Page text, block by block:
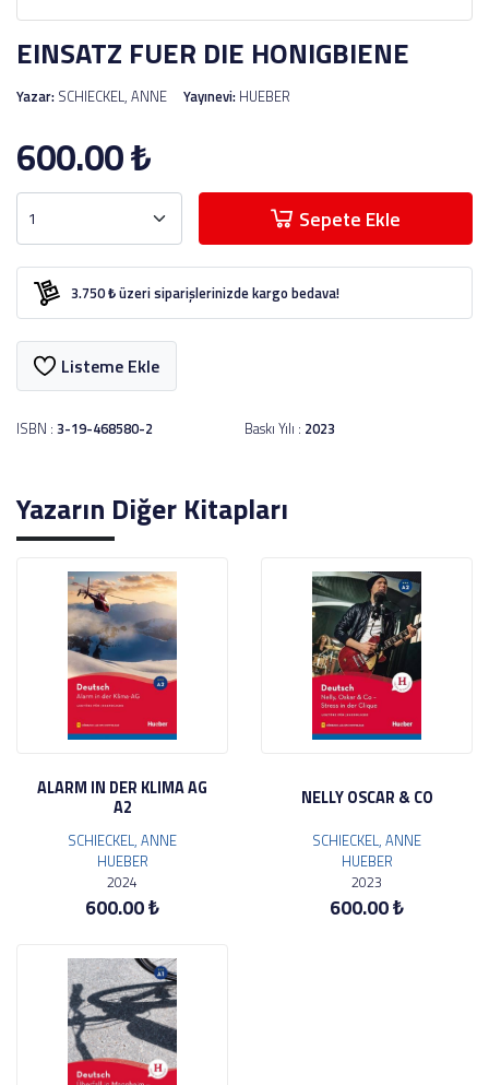
EINSATZ FUER DIE HONIGBIENE
Yazar: SCHIECKEL, ANNE Yayınevi: HUEBER
600.00₺
Sepete Ekle
3.750 ₺ üzeri siparişlerinizde kargo bedava!
Listeme Ekle
ISBN : 3-19-468580-2 Baskı Yılı : 2023
Yazarın Diğer Kitapları
ALARM IN DER KLIMA AG
A2
SCHIECKEL, ANNE
HUEBER
2024
600.00 ₺
NELLY OSCAR & CO
SCHIECKEL, ANNE
HUEBER
2023
600.00 ₺